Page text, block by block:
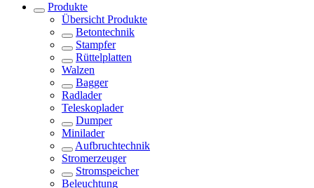
Produkte
Übersicht Produkte
Betontechnik
Stampfer
Rüttelplatten
Walzen
Bagger
Radlader
Teleskoplader
Dumper
Minilader
Aufbruchtechnik
Stromerzeuger
Stromspeicher
Beleuchtung